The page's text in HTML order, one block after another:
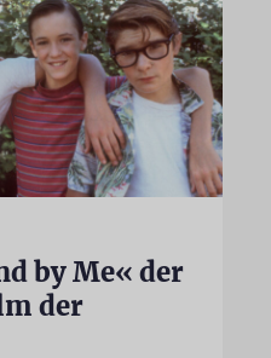
by Me« der
der